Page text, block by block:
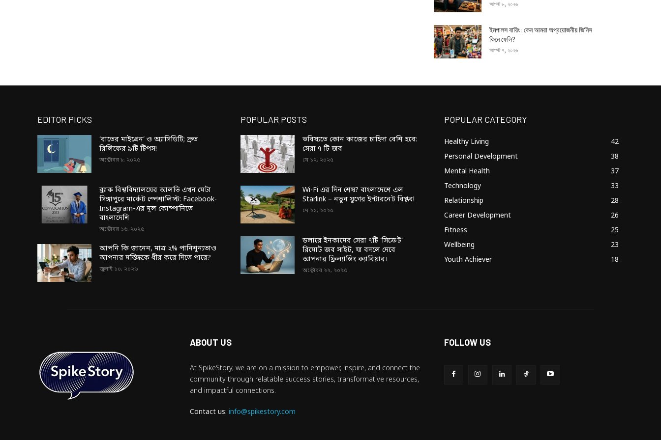
আগস্ট ৮, ২০২৬
ইমপালস বায়িং: কেন আমরা অপ্রয়োজনীয় জিনিস
কিনে ফেলি?
আগস্ট ৭, ২০২৬
EDITOR PICKS
‘রাতের মাইগ্রেন’ ও অ্যাসিডিটি; দ্রুত
রিলিফের ৯টি টিপস!
অক্টোবর ৮, ২০২৫
ব্র্যাক বিশ্ববিদ্যালয়ের আলভি এখন মেটা
সিঙ্গাপুরে মার্কেট স্পেশালিস্ট: Facebook-
Instagram-এর মূল কোম্পানিতে
বাংলাদেশি
অক্টোবর ১৬, ২০২৫
আপনি কি জানেন, মাত্র ২% পানিশূন্যতাও
আপনার মস্তিষ্ককে ধীর করে দিতে পারে?
জুলাই ১০, ২০২৬
POPULAR POSTS
ভবিষ্যতে কোন কাজের চাহিদা বেশি হবে:
সেরা ৭ টি জব
মে ১২, ২০২৫
Wi-Fi এর দিন শেষ? বাংলাদেশে এল
Starlink – নতুন যুগের ইন্টারনেট বিপ্লব!
মে ২১, ২০২৫
ডলারে ইনকামের সেরা ৭টি ‘সিক্রেট’
রিমোট জব সাইট, যা বদলে দেবে
আপনার ফ্রিল্যান্সিং ক্যারিয়ার।
অক্টোবর ২২, ২০২৫
POPULAR CATEGORY
Healthy Living
42
Personal Development
38
Mental Health
37
Technology
33
Relationship
28
Career Development
26
Fitness
25
Wellbeing
23
Youth Achiever
18
ABOUT US
At SpikeStory, we are on a mission to empower, inspire, and connect the
community through relatable success stories, transformative resources,
and impactful connections.
Contact us: info@spikestory.com
FOLLOW US